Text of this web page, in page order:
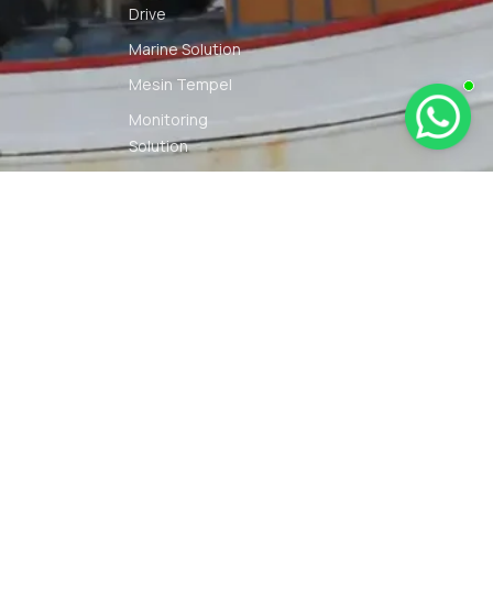
Drive
Marine Solution
Mesin Tempel
Monitoring
Solution